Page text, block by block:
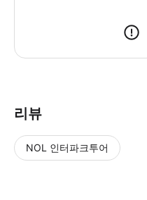
리뷰
NOL 인터파크투어